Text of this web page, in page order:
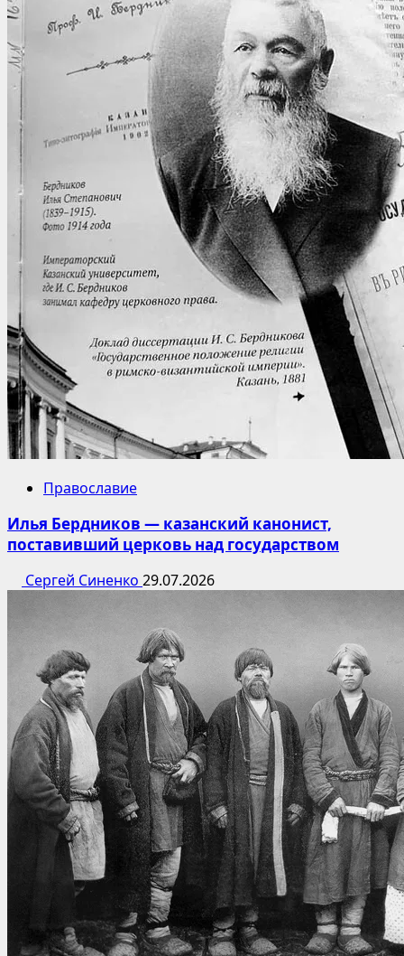
Православие
Илья Бердников — казанский канонист,
поставивший церковь над государством
Сергей Синенко 29.07.2026